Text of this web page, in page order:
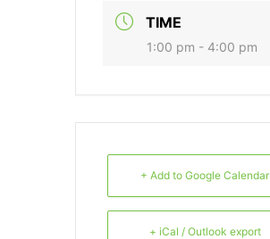
TIME
1:00 pm - 4:00 pm
+ Add to Google Calendar
+ iCal / Outlook export